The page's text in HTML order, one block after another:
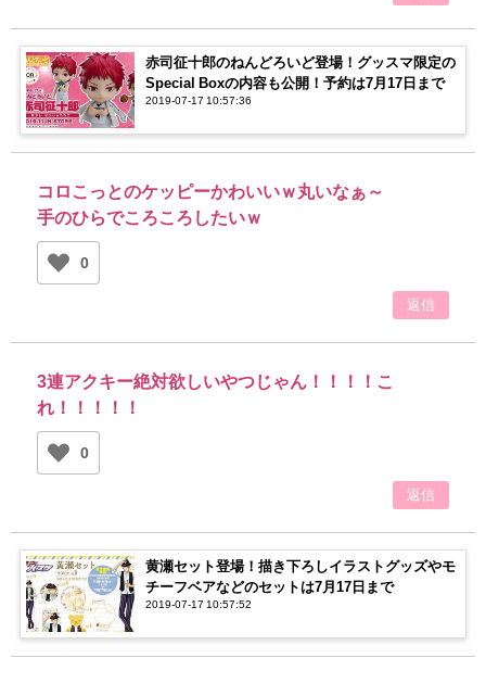
赤司征十郎のねんどろいど登場！グッスマ限定の
Special Boxの内容も公開！予約は7月17日まで
2019-07-17 10:57:36
コロこっとのケッピーかわいいｗ丸いなぁ～
手のひらでころころしたいｗ
0
返信
3連アクキー絶対欲しいやつじゃん！！！！こ
れ！！！！！
0
返信
黄瀬セット登場！描き下ろしイラストグッズやモ
チーフベアなどのセットは7月17日まで
2019-07-17 10:57:52